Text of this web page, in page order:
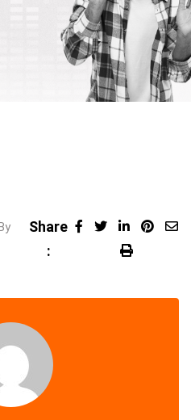
Share
:
LinkedIn
Share
Email
Print